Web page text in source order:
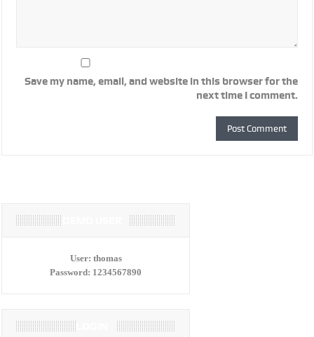
Save my name, email, and website in this browser for the
next time I comment.
User: thomas
Password: 1234567890